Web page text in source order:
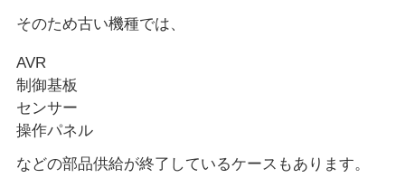
そのため古い機種では、
AVR
制御基板
センサー
操作パネル
などの部品供給が終了しているケースもあります。